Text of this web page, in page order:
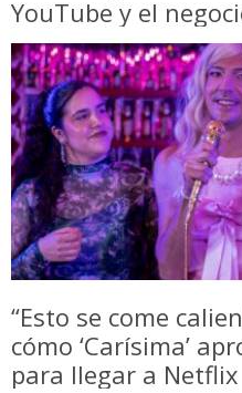
YouTube y el
“Esto se come
cómo ‘Carísima’
para llegar a Netflix